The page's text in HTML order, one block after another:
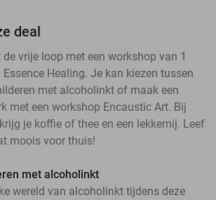
deal
vrije loop met een workshop van 1
Healing. Je kan kiezen tussen
met alcoholinkt of maak een
met een workshop Encaustic Art. Bij
je koffie of thee en een lekkernij. Leef
moois voor thuis!
met alcoholinkt
wereld van alcoholinkt tijdens deze